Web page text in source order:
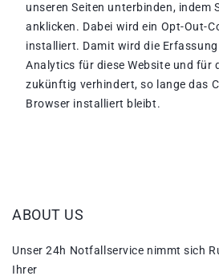
unseren Seiten unterbinden, indem
anklicken. Dabei wird ein Opt-Out-
installiert. Damit wird die
Analytics für diese Website und für
zukünftig verhindert, so lange das
Browser installiert bleibt.
ABOUT US
Unser 24h Notfallservice nimmt sich
Ihrer